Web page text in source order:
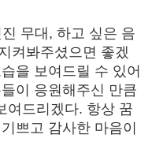
무대, 하고 싶은 음
켜봐주셨으면 좋겠
을 보여드릴 수 있어
이 응원해주신 만큼
여드리겠다. 항상 꿈
쁘고 감사한 마음이